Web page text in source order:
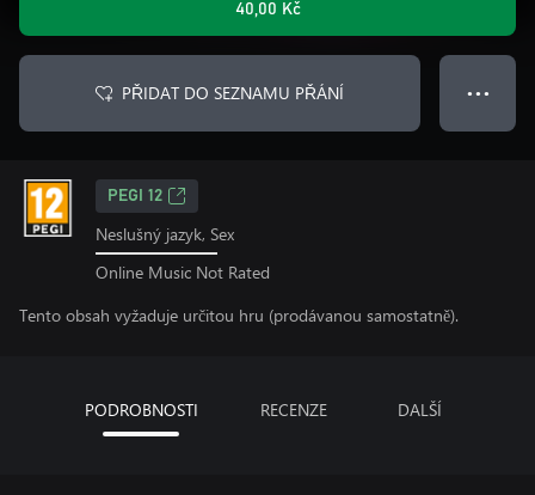
40,00 Kč
PŘIDAT DO SEZNAMU PŘÁNÍ ● ● ●
PEGI 12
Neslušný jazyk, Sex
Online Music Not Rated
Tento obsah vyžaduje určitou hru (prodávanou samostatně).
PODROBNOSTI RECENZE DALŠÍ